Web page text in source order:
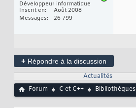
Développeur informatique
Inscrit en
Août 2008
Messages
26 799
+ Répondre à la discussion
Actualités
Forum
C et C++ Bibliothèques